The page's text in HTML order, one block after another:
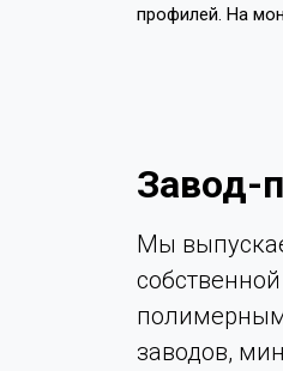
профилей. На
Завод-
Мы
заводов,